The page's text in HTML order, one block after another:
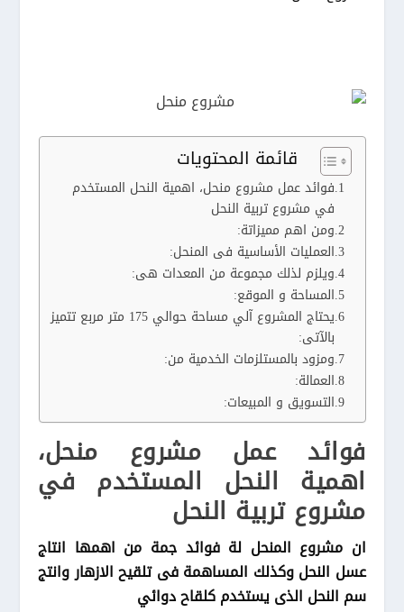
قائمة المحتويات
فوائد عمل مشروع منحل، اهمية النحل المستخدم
في مشروع تربية النحل
ومن اهم مميزاتة:
العمليات الأساسية فى المنحل:
ويلزم لذلك مجموعة من المعدات هى:
المساحة و الموقع:
يحتاج المشروع آلي مساحة حوالي 175 متر مربع تتميز
بالآتى:
ومزود بالمستلزمات الخدمية من:
العمالة:
التسويق و المبيعات:
فوائد عمل مشروع منحل،
اهمية النحل المستخدم في
مشروع تربية النحل
ان مشروع المنحل لة فوائد جمة من اهمها انتاج
عسل النحل وكذلك المساهمة فى تلقيح الازهار وانتج
سم النحل الذى يستخدم كلقاح دوائي